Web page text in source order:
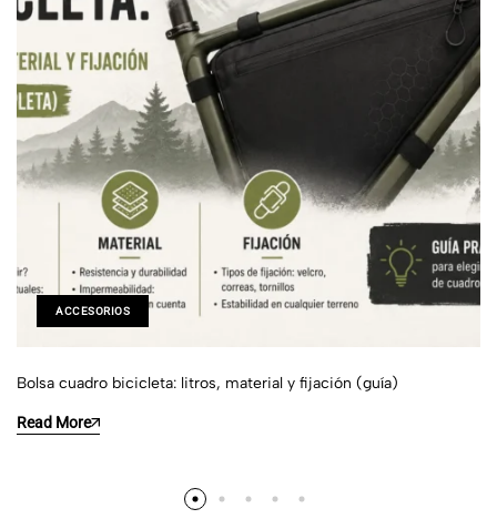
ACCESORIOS
Bolsa cuadro bicicleta: litros, material y fijación (guía)
Read More